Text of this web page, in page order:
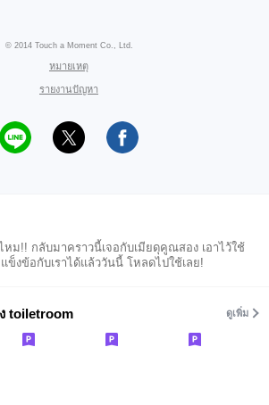
© 2014 Touch a Moment Co., Ltd.
หมายเหตุ
รายงานปัญหา
หม!! กลับมาคราวนี้เจอกับเมียดุคูณสอง เอาไว้ใช้
ข็งข้อกับเราได้แล้ววันนี้ โหลดไปใช้เลย!
toiletroom ดูเพิ่ม